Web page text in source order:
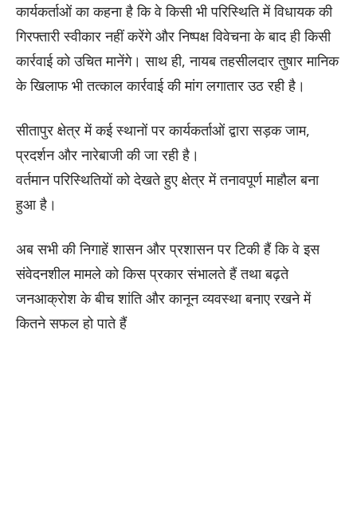
कार्यकर्ताओं का कहना है कि वे किसी भी परिस्थिति में विधायक की
गिरफ्तारी स्वीकार नहीं करेंगे और निष्पक्ष विवेचना के बाद ही किसी
कार्रवाई को उचित मानेंगे। साथ ही, नायब तहसीलदार तुषार मानिक
के खिलाफ भी तत्काल कार्रवाई की मांग लगातार उठ रही है।
सीतापुर क्षेत्र में कई स्थानों पर कार्यकर्ताओं द्वारा सड़क जाम,
प्रदर्शन और नारेबाजी की जा रही है।
वर्तमान परिस्थितियों को देखते हुए क्षेत्र में तनावपूर्ण माहौल बना
हुआ है।
अब सभी की निगाहें शासन और प्रशासन पर टिकी हैं कि वे इस
संवेदनशील मामले को किस प्रकार संभालते हैं तथा बढ़ते
जनआक्रोश के बीच शांति और कानून व्यवस्था बनाए रखने में
कितने सफल हो पाते हैं